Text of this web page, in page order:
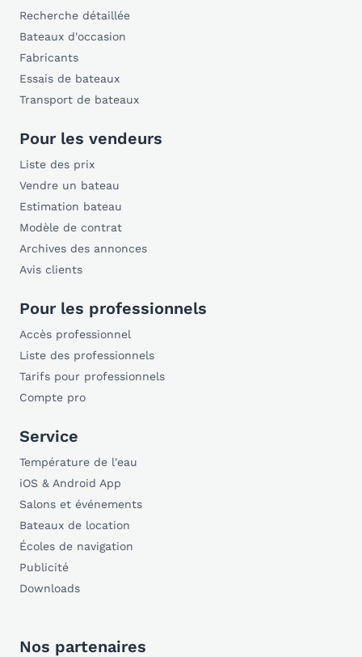
Recherche détaillée
Bateaux d'occasion
Fabricants
Essais de bateaux
Transport de bateaux
Pour les vendeurs
Liste des prix
Vendre un bateau
Estimation bateau
Modèle de contrat
Archives des annonces
Avis clients
Pour les professionnels
Accès professionnel
Liste des professionnels
Tarifs pour professionnels
Compte pro
Service
Température de l'eau
iOS & Android App
Salons et événements
Bateaux de location
Écoles de navigation
Publicité
Downloads
Nos partenaires